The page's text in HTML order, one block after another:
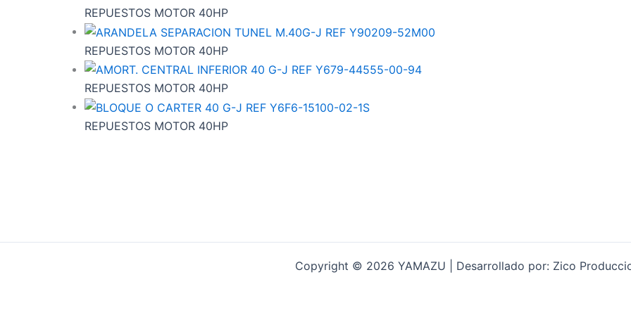
REPUESTOS MOTOR 40HP
REPUESTOS MOTOR 40HP
REPUESTOS MOTOR 40HP
REPUESTOS MOTOR 40HP
Copyright © 2026 YAMAZU | Desarrollado por: Zico